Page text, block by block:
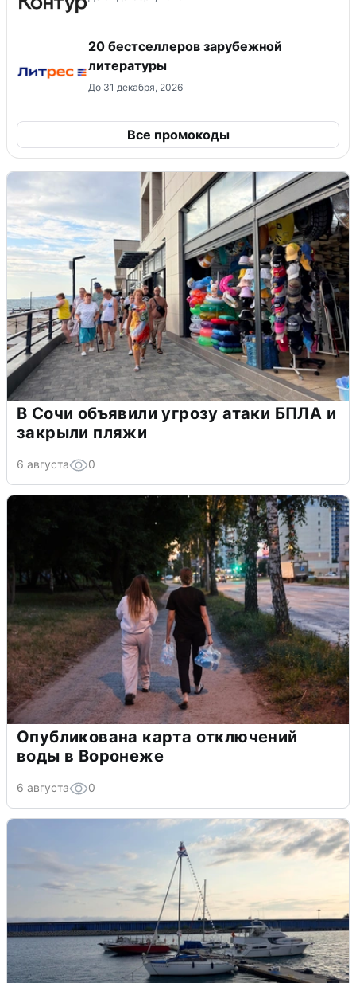
20 бестселлеров зарубежной
литературы
До 31 декабря, 2026
Все промокоды
В Сочи объявили угрозу атаки БПЛА и
закрыли пляжи
6 августа 0
Опубликована карта отключений
воды в Воронеже
6 августа 0